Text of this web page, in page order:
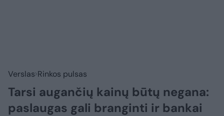
Verslas Rinkos pulsas
Tarsi augančių kainų būtų negana:
paslaugas gali branginti ir bankai